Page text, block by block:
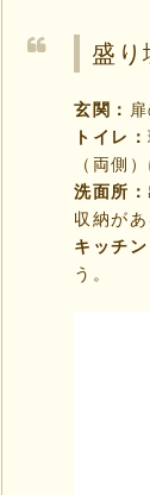
盛り
玄関：
トイレ：
（両側
洗面所：
収納が
キッチン
う。